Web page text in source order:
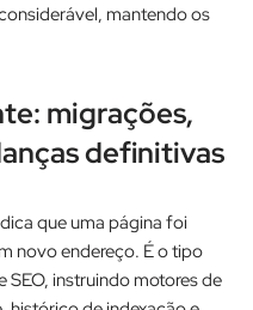
mantendo os
migrações,
definitivas
que uma página foi
novo endereço. É o tipo
SEO, instruindo motores de